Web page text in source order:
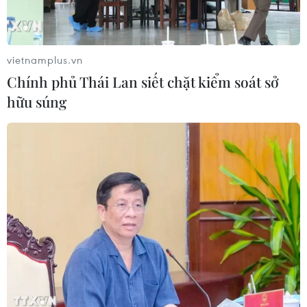
thế hệ Việt Nam học tại Nga cũng như Nga học
tại Việt Nam, ông Hùng khẳng định Quỹ sẽ tập
viên các em sinh viên cũng như các thầy cô giáo
trong dạy và học tiếng Việt và tiết lộ Quỹ đang
mong muốn xúc tiến và sẵn sàng hỗ trợ đưa
tiếng Việt vào dạy trong các trường phổ thông
Tham tán Vụ châu Á 3 Bộ Ngoại giao Nga Ivan
Nesterov ghi nhận công tác tổ chức cuộc thi
ngày càng chuyên nghiệp, thu hút được sự tham
gia của sinh viên trên toàn nước Nga.
Ông vui mừng xác nhận mối quan tâm đến
tiếng Việt đang gia tăng trong những năm gần
vietnamplus.vn
Chính phủ Thái Lan siết chặt kiểm soát sở
hữu súng